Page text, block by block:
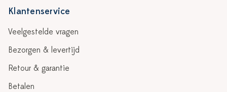
Klantenservice
Veelgestelde vragen
Bezorgen & levertijd
Retour & garantie
Betalen